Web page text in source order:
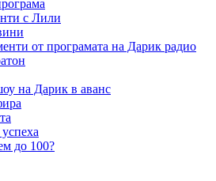
с Лили
от програмата на Дарик радио
на Дарик в аванс
до 100?